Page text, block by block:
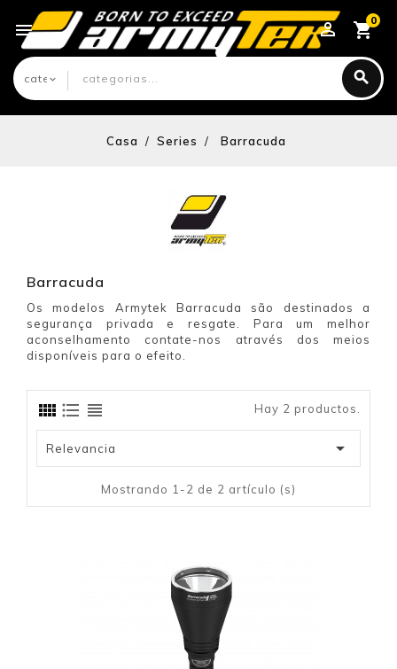
0

Casa Series Barracuda
Barracuda
Os modelos Armytek Barracuda são destinados a
segurança privada e resgate. Para um melhor
aconselhamento contate-nos através dos meios
disponíveis para o efeito.
Hay 2 productos.
Relevancia 
Mostrando 1-2 de 2 artículo (s)